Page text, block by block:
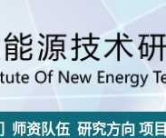
师资队伍 研究方向 项